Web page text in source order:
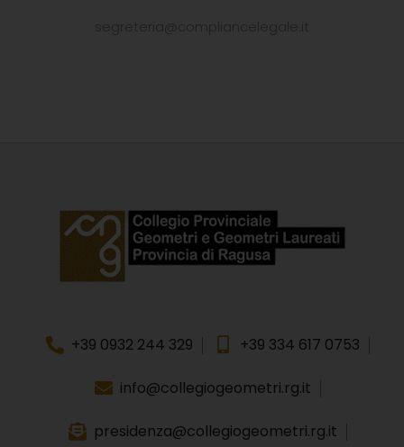
+39 0932 244 329 +39 334 617 0753
info@collegiogeometri.rg.it
presidenza@collegiogeometri.rg.it